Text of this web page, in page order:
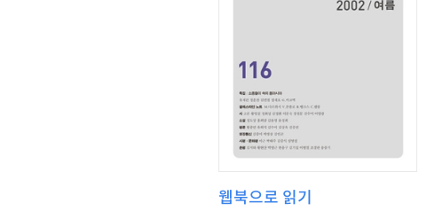
웹북으로 읽기